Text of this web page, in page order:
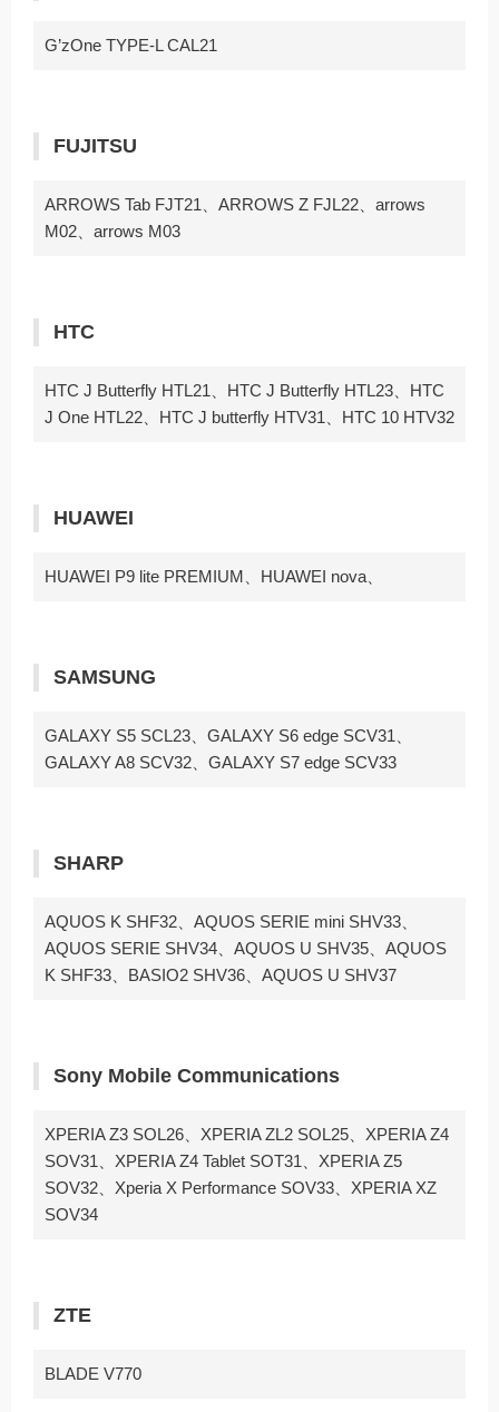
G’zOne TYPE-L CAL21
FUJITSU
ARROWS Tab FJT21、ARROWS Z FJL22、arrows
M02、arrows M03
HTC
HTC J Butterfly HTL21、HTC J Butterfly HTL23、HTC
J One HTL22、HTC J butterfly HTV31、HTC 10 HTV32
HUAWEI
HUAWEI P9 lite PREMIUM、HUAWEI nova、
SAMSUNG
GALAXY S5 SCL23、GALAXY S6 edge SCV31、
GALAXY A8 SCV32、GALAXY S7 edge SCV33
SHARP
AQUOS K SHF32、AQUOS SERIE mini SHV33、
AQUOS SERIE SHV34、AQUOS U SHV35、AQUOS
K SHF33、BASIO2 SHV36、AQUOS U SHV37
Sony Mobile Communications
XPERIA Z3 SOL26、XPERIA ZL2 SOL25、XPERIA Z4
SOV31、XPERIA Z4 Tablet SOT31、XPERIA Z5
SOV32、Xperia X Performance SOV33、XPERIA XZ
SOV34
ZTE
BLADE V770